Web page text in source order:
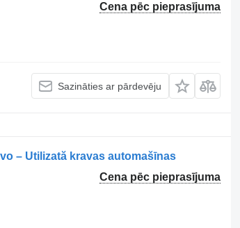
Cena pēc pieprasījuma
Sazināties ar pārdevēju
– Utilizată kravas automašīnas
Cena pēc pieprasījuma